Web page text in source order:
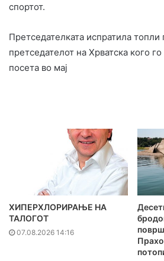
спортот.
Претседателката испратила топли
претседателот на Хрватска кого
посета во мај
ХИПЕРХЛОРИРАЊЕ НА
ТАЛОГОТ
07.08.2026 14:16